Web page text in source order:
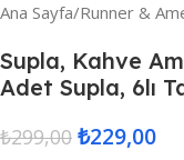
Ana Sayfa/Runner &
Supla, Kahve
Adet Supla, 6lı
₺299,00 ₺229,00